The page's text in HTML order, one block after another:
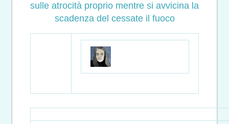
sulle atrocità proprio mentre si avvicina la
scadenza del cessate il fuoco